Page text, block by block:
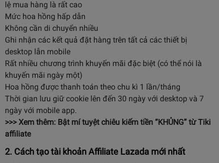
lệ mua hàng là rất cao
Mức hoa hồng hấp dẫn
Không cần di chuyển nhiều
Ghi nhận các kết quả đặt hàng trên tất cả các thiết bị
desktop lẫn mobile
Rất nhiều chương trình khuyến mãi đặc biệt (có thể nói là
khuyến mãi ngày một)
Hoa hồng được thanh toán theo chu kì 1 lần/tháng
Thời gian lưu giữ cookie lên đến 30 ngày với desktop và 7
ngày với mobile app.
>>> Xem thêm: Bật mí tuyệt chiêu kiếm tiền “KHỦNG” từ Tiki
affiliate
2. Cách tạo tài khoản Affiliate Lazada mới nhất